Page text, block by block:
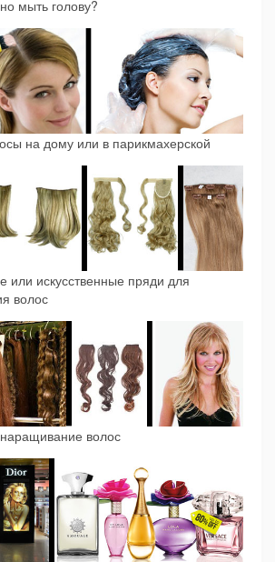
мыть голову?
на дому или в парикмахерской
или искусственные пряди для
волос
волос